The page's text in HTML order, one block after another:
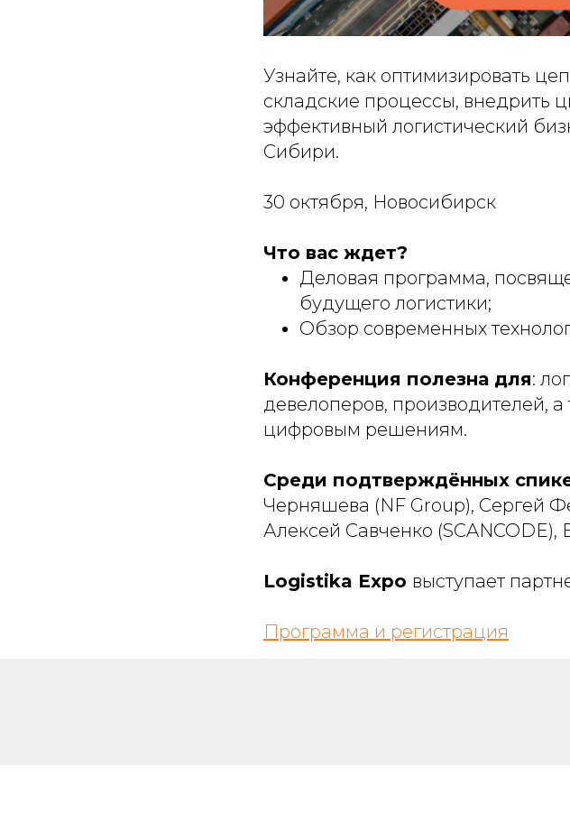
Узнайте, как оптимизировать
складские процессы, внедрить
эффективный логистический
Сибири.
30 октября, Новосибирск
Что вас ждет?
Деловая программа,
будущего логистики;
Обзор современных
Конференция полезна для:
девелоперов, производителей,
цифровым решениям.
Среди подтверждённых
Черняшева (NF Group), Сергей
Алексей Савченко (SCANCODE),
Logistika Expo выступает
Программа и регистрация